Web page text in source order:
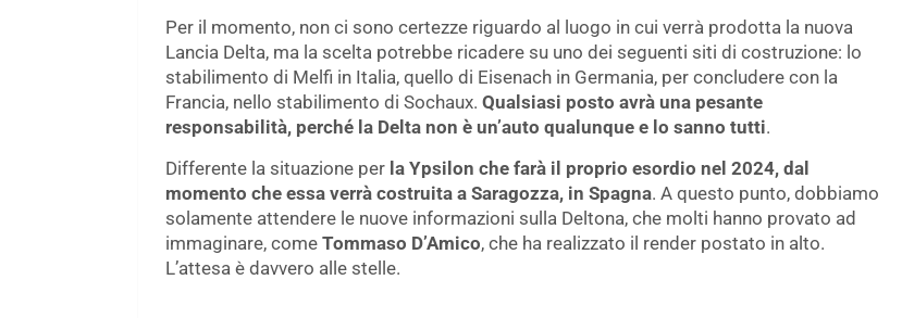
Per il momento, non ci sono certezze riguardo al luogo in cui verrà prodotta la nuova
Lancia Delta, ma la scelta potrebbe ricadere su uno dei seguenti siti di costruzione: lo
stabilimento di Melfi in Italia, quello di Eisenach in Germania, per concludere con la
Francia, nello stabilimento di Sochaux. Qualsiasi posto avrà una pesante
responsabilità, perché la Delta non è un’auto qualunque e lo sanno tutti.
Differente la situazione per la Ypsilon che farà il proprio esordio nel 2024, dal
momento che essa verrà costruita a Saragozza, in Spagna. A questo punto, dobbiamo
solamente attendere le nuove informazioni sulla Deltona, che molti hanno provato ad
immaginare, come Tommaso D’Amico, che ha realizzato il render postato in alto.
L’attesa è davvero alle stelle.